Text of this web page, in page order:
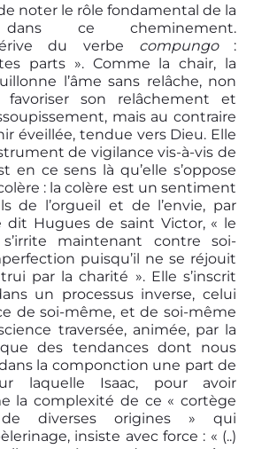
noter le rôle fondamental de la
dans ce cheminement.
du verbe compungo:
parts ». Comme la chair, la
l’âme sans relâche, non
son relâchement et
mais au contraire
éveillée, tendue vers Dieu. Elle
de vigilance vis-à-vis de
en ce sens là qu’elle s’oppose
: la colère est un sentiment
de l’orgueil et de l’envie, par
dit Hugues de saint Victor, « le
maintenant contre soi-
puisqu’il ne se réjouit
par la charité ». Elle s’inscrit
un processus inverse, celui
de soi-même, et de soi-même
traversée, animée, par la
des tendances dont nous
la componction une part de
laquelle Isaac, pour avoir
la complexité de ce « cortège
diverses origines » qui
insiste avec force : « (..)